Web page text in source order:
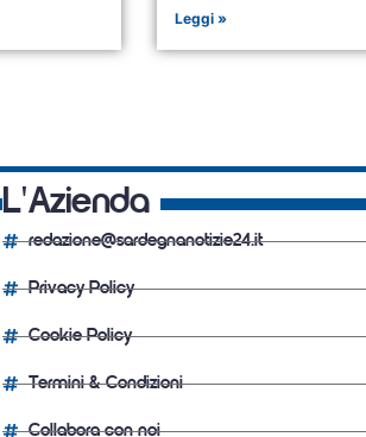
Leggi »
L'Azienda
redazione@sardegnanotizie24.it
Privacy Policy
Cookie Policy
Termini & Condizioni
Collabora con noi